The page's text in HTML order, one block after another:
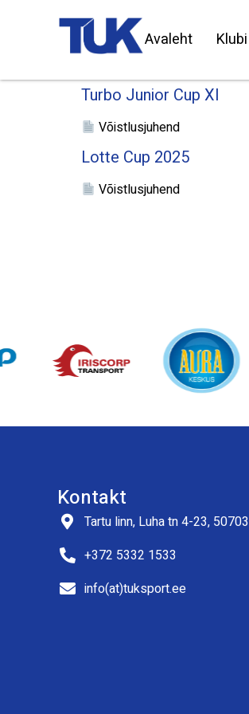
Avaleht Klubi
Turbo Junior Cup XI
Võistlusjuhend
Lotte Cup 2025
Võistlusjuhend
Kontakt
Tartu linn, Luha tn 4-23, 50703
+372 5332 1533
info(at)tuksport.ee